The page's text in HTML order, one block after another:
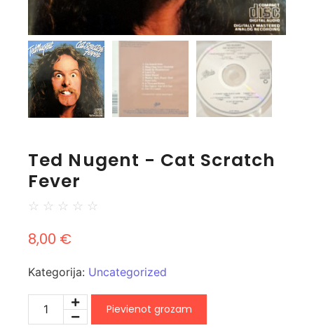
Ted Nugent - Cat Scratch
Fever
☆ ☆ ☆ ☆ ☆
8,00 €
Kategorija: Uncategorized
Pievienot grozam